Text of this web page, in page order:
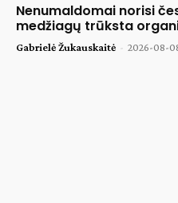
Nenumaldomai norisi
medžiagų trūksta
Gabrielė Žukauskaitė - 2026-08-